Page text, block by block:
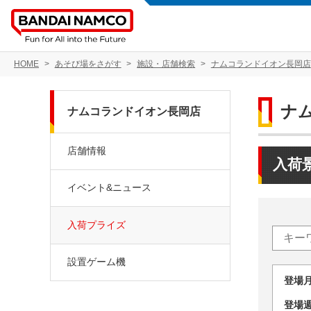
HOME あそび場をさがす 施設・店舗検索 ナムコランドイオン長岡店
ナ
入荷
登
登
ナムコランドイオン長岡店
店舗情報
イベント&ニュース
入荷プライズ
設置ゲーム機